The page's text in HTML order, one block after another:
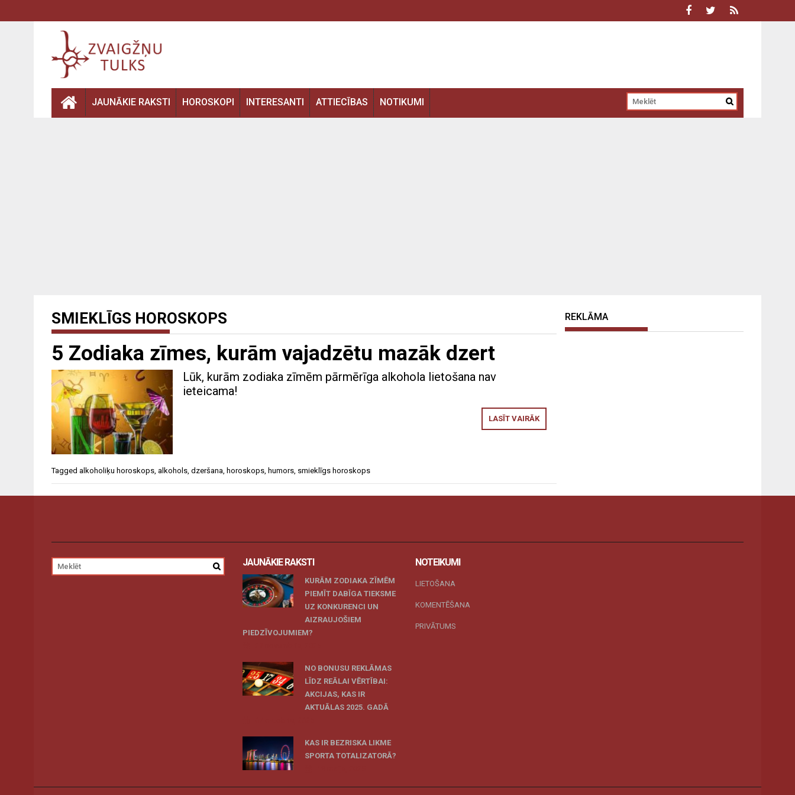
JAUNĀKIE RAKSTI HOROSKOPI INTERESANTI ATTIECĪBAS NOTIKUMI
SMIEKLĪGS HOROSKOPS
5 Zodiaka zīmes, kurām vajadzētu mazāk dzert
Lūk, kurām zodiaka zīmēm pārmērīga alkohola lietošana nav
ieteicama!
LASĪT VAIRĀK
Tagged alkoholiķu horoskops, alkohols, dzeršana, horoskops, humors, smieklīgs horoskops
REKLĀMA
JAUNĀKIE RAKSTI
KURĀM ZODIAKA ZĪMĒM
PIEMĪT DABĪGA TIEKSME
UZ KONKURENCI UN
AIZRAUJOŠIEM
PIEDZĪVOJUMIEM?
NO BONUSU REKLĀMAS
LĪDZ REĀLAI VĒRTĪBAI:
AKCIJAS, KAS IR
AKTUĀLAS 2025. GADĀ
KAS IR BEZRISKA LIKME
SPORTA TOTALIZATORĀ?
NOTEIKUMI
LIETOŠANA
KOMENTĒŠANA
PRIVĀTUMS